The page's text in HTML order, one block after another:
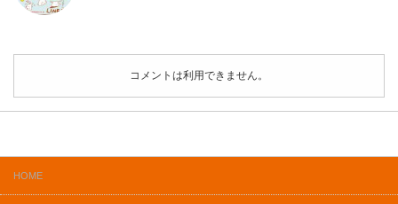
コメントは利用できません。
HOME